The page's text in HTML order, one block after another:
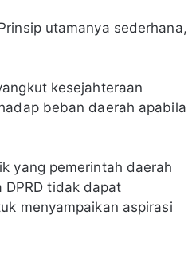
utamanya sederhana,
kesejahteraan
beban daerah apabila
yang pemerintah daerah
tidak dapat
menyampaikan aspirasi